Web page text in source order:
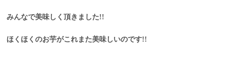
みんなで美味しく頂きました!!
ほくほくのお芋がこれまた美味しいのです!!